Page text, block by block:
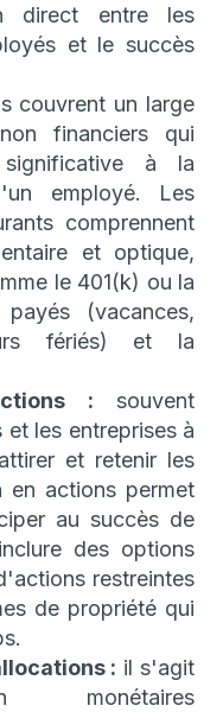
direct entre les
et le succès
couvrent un large
financiers qui
à la
employé. Les
comprennent
et optique,
le 401(k) ou la
(vacances,
fériés) et la
: souvent
les entreprises à
et retenir les
en actions permet
au succès de
des options
restreintes
de propriété qui
: il s'agit
monétaires